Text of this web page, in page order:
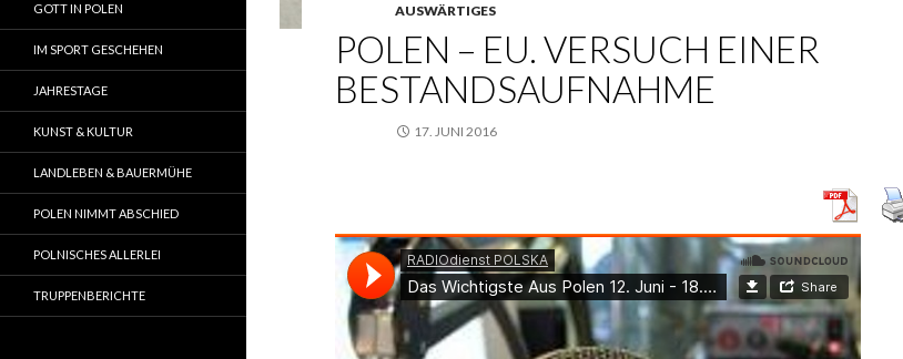
AUSWÄRTIGES
POLEN – EU. VERSUCH EINER
BESTANDSAUFNAHME
17. JUNI 2016
GOTT IN POLEN
IM SPORT GESCHEHEN
JAHRESTAGE
KUNST & KULTUR
LANDLEBEN & BAUERMÜHE
POLEN NIMMT ABSCHIED
POLNISCHES ALLERLEI
TRUPPENBERICHTE